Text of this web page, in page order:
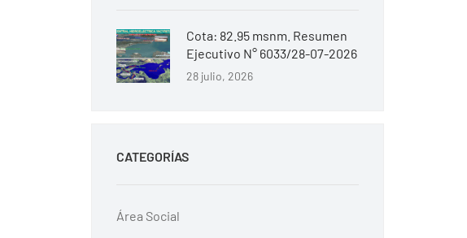
Cota: 82.95 msnm. Resumen
Ejecutivo N° 6033/28-07-2026
28 julio, 2026
CATEGORÍAS
Área Social